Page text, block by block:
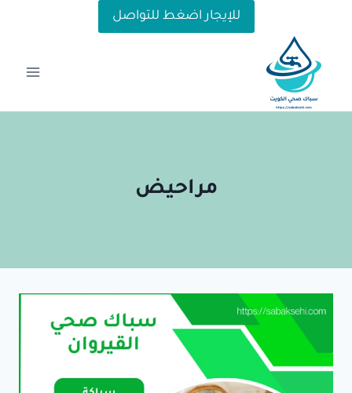
المحتوى
للإيجار اضغط للتواصل
مراحيض